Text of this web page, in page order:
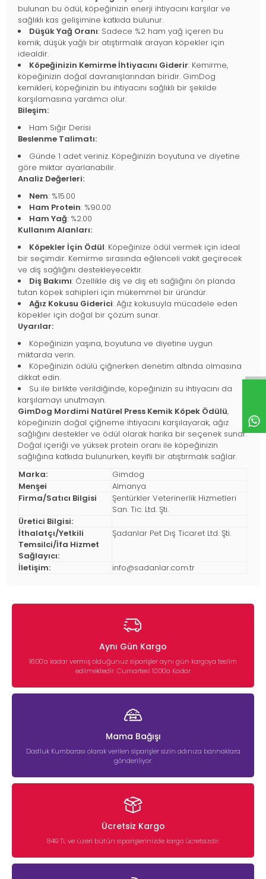
bulunan bu ödül, köpeğinizin enerji ihtiyacını karşılar ve
sağlıklı kas gelişimine katkıda bulunur.
Düşük Yağ Oranı: Sadece %2 ham yağ içeren bu
kemik, düşük yağlı bir atıştırmalık arayan köpekler için
idealdir.
Köpeğinizin Kemirme İhtiyacını Giderir: Kemirme,
köpeğinizin doğal davranışlarından biridir. GimDog
kemikleri, köpeğinizin bu ihtiyacını sağlıklı bir şekilde
karşılamasına yardımcı olur.
Bileşim:
Ham Sığır Derisi
Beslenme Talimatı:
Günde 1 adet veriniz. Köpeğinizin boyutuna ve diyetine
göre miktar ayarlanabilir.
Analiz Değerleri:
Nem: %15.00
Ham Protein: %90.00
Ham Yağ: %2.00
Kullanım Alanları:
Köpekler İçin Ödül: Köpeğinize ödül vermek için ideal
bir seçimdir. Kemirme sırasında eğlenceli vakit geçirecek
ve diş sağlığını destekleyecektir.
Diş Bakımı: Özellikle diş ve diş eti sağlığını ön planda
tutan köpek sahipleri için mükemmel bir üründür.
Ağız Kokusu Giderici: Ağız kokusuyla mücadele eden
köpekler için doğal bir çözüm sunar.
Uyarılar:
Köpeğinizin yaşına, boyutuna ve diyetine uygun
miktarda verin.
Köpeğinizin ödülü çiğnerken denetim altında olmasına
dikkat edin.
Su ile birlikte verildiğinde, köpeğinizin su ihtiyacını da
karşılamayı unutmayın.
GimDog Mordimi Natürel Press Kemik Köpek Ödülü,
köpeğinizin doğal çiğneme ihtiyacını karşılayarak, ağız
sağlığını destekler ve ödül olarak harika bir seçenek sunar.
Doğal içeriği ve yüksek protein oranı ile köpeğinizin
sağlığına katkıda bulunurken, keyifli bir atıştırmalık sağlar.
Marka:
Gimdog
Menşei
Almanya
Firma/Satıcı Bilgisi
Şentürkler Veterinerlik Hizmetleri
San. Tic. Ltd. Şti.
Üretici Bilgisi:
İthalatçı/Yetkili
Temsilci/İfa Hizmet
Sağlayıcı:
Şadanlar Pet Dış Ticaret Ltd. Şti.
İletişim: info@sadanlar.com.tr
Aynı Gün Kargo
16:00’a kadar vermiş olduğunuz siparişler aynı gün kargoya teslim
edilmektedir. Cumartesi 10:00'a Kadar
Mama Bağışı
Dostluk Kumbarası olarak verilen siparişler sizin adınıza barınaklara
gönderiliyor.
Ücretsiz Kargo
849 TL ve üzeri bütün siparişlerinizde kargo ücretsizdir.